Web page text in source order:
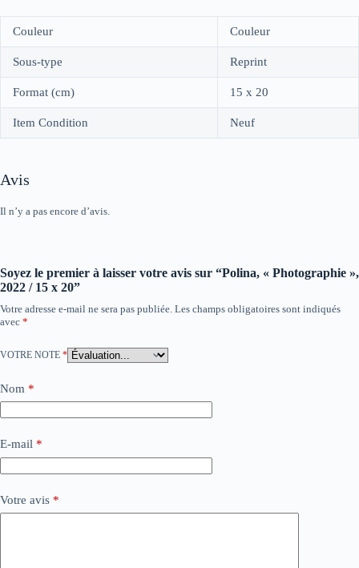
Couleur Couleur
Sous-type Reprint
Format (cm) 15 x 20
Item Condition Neuf
Avis
Il n’y a pas encore d’avis.
Soyez le premier à laisser votre avis sur “Polina, « Photographie »,
2022 / 15 x 20”
Votre adresse e-mail ne sera pas publiée. Les champs obligatoires sont indiqués
avec *
VOTRE NOTE *
Nom *
E-mail *
Votre avis *